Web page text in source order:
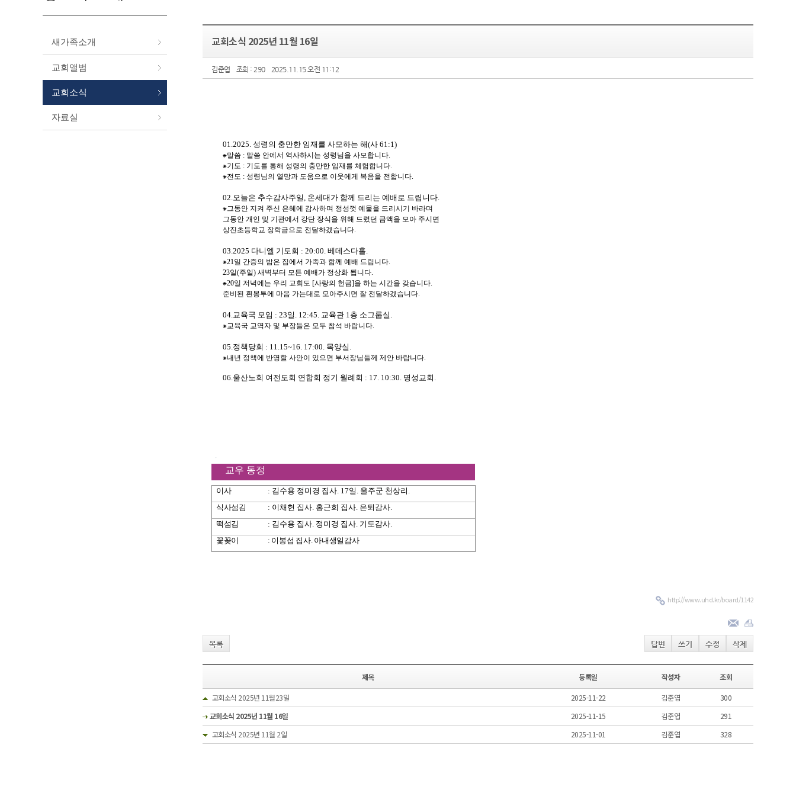
새가족소개
교회앨범
교회소식
자료실
교회소식 2025년 11월 16일
김준엽 조회 : 290 2025.11.15 오전 11:12
01.2025. 성령의 충만한 임재를 사모하는 해(사 61:1)
⁕말씀 : 말씀 안에서 역사하시는 성령님을 사모합니다.
⁕기도 : 기도를 통해 성령의 충만한 임재를 체험합니다.
⁕전도 : 성령님의 열망과 도움으로 이웃에게 복음을 전합니다.
02.오늘은 추수감사주일, 온세대가 함께 드리는 예배로 드립니다.
⁕그동안 지켜 주신 은혜에 감사하며 정성껏 예물을 드리시기 바라며
그동안 개인 및 기관에서 강단 장식을 위해 드렸던 금액을 모아 주시면
상진초등학교 장학금으로 전달하겠습니다.
03.2025 다니엘 기도회 : 20:00. 베데스다홀.
⁕21일 간증의 밤은 집에서 가족과 함께 예배 드립니다.
23일(주일) 새벽부터 모든 예배가 정상화 됩니다.
⁕20일 저녁에는 우리 교회도 [사랑의 헌금]을 하는 시간을 갖습니다.
준비된 흰봉투에 마음 가는대로 모아주시면 잘 전달하겠습니다.
04.교육국 모임 : 23일 . 12:45. 교육관 1층 소그룹실 .
⁕교육국 교역자 및 부장들은 모두 참석 바랍니다.
05.정책당회 : 11.15~16. 17:00. 목양실 .
⁕내년 정책에 반영할 사안이 있으면 부서장님들께 제안 바랍니다.
06.울산노회 여전도회 연합회 정기 월례회 : 17. 10:30. 명성교회 .
교우 동정
이사 : 김수용 정미경 집사. 17일 . 울주군 천상리 .
식사섬김
: 이채헌 집사. 홍근희 집사. 은퇴감사.
떡섬김
: 김수용 집사. 정미경 집사. 기도감사.
꽃꽂이
: 이봉섭 집사. 아내생일감사
http://www.uhd.kr/board/1142
목록 답변 쓰기 수정 삭제
제목 등록일 작성자 조회
교회소식 2025년 11월23일 2025-11-22 김준엽
300
교회소식 2025년 11월 16일
2025-11-15 김준엽
291
교회소식 2025년 11월 2일
2025-11-01 김준엽 328